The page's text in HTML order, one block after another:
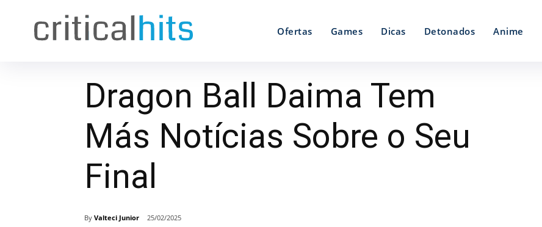
Ofertas Games Dicas Detonados Anime
Dragon Ball Daima Tem
Más Notícias Sobre o Seu
Final
By Valteci Junior 25/02/2025